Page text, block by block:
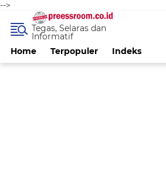
-->
Home Terpopuler Indeks
Tegas, Selaras dan
Informatif